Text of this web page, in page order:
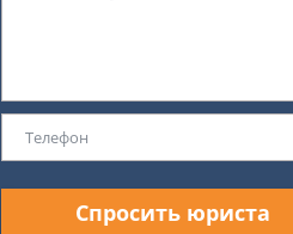
Спросить юриста